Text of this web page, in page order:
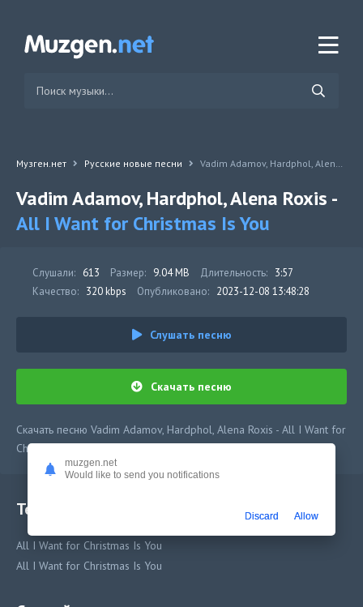
Музген.нет Русские новые песни Vadim Adamov, Hardphol, Alena Roxis - All I Want for Christmas Is You
Vadim Adamov, Hardphol, Alena Roxis -
All I Want for Christmas Is You
Слушали: 613 Размер: 9.04 MB Длительность: 3:57
Качество: 320 kbps Опубликовано: 2023-12-08 13:48:28
Слушать песню
Скачать песню
Скачать песню Vadim Adamov, Hardphol, Alena Roxis - All I Want for
Christmas Is You в mp3 или слушать онлайн бесплатно
Текст песни
All I Want for Christmas Is You
All I Want for Christmas Is You
muzgen.net
Would like to send you notifications
Discard Allow